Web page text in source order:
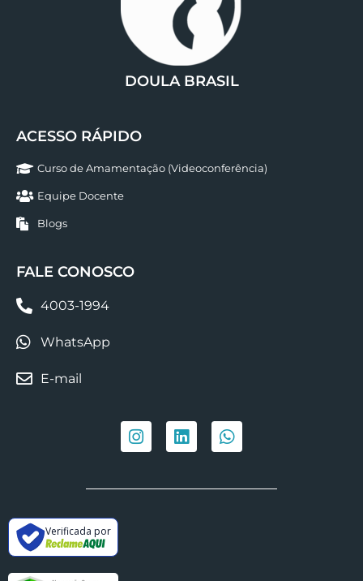
DOULA BRASIL
ACESSO RÁPIDO
Curso de Amamentação (Videoconferência)
Equipe Docente
Blogs
FALE CONOSCO
4003-1994
WhatsApp
E-mail
Verificada por